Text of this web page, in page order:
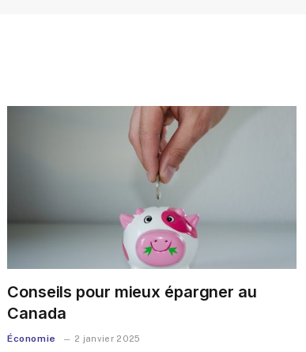
Conseils pour mieux épargner au
Canada
Économie 2 janvier 2025